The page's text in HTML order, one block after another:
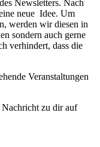
Newsletters. Nach
neue Idee. Um
werden wir diesen in
sondern auch gerne
verhindert, dass die
Veranstaltungen
zu dir auf